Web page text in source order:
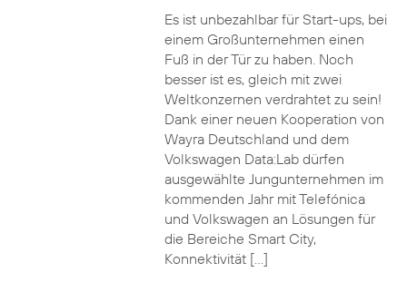
Es ist unbezahlbar für Start-ups, bei
einem Großunternehmen einen
Fuß in der Tür zu haben. Noch
besser ist es, gleich mit zwei
Weltkonzernen verdrahtet zu sein!
Dank einer neuen Kooperation von
Wayra Deutschland und dem
Volkswagen Data:Lab dürfen
ausgewählte Jungunternehmen im
kommenden Jahr mit Telefónica
und Volkswagen an Lösungen für
die Bereiche Smart City,
Konnektivität […]